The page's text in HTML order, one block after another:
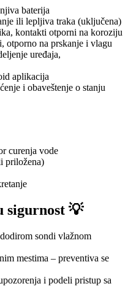
baterija
ili lepljiva traka (uključena)
kontakti otporni na koroziju
otporno na prskanje i vlagu
uređaja,
aplikacija
i obaveštenje o stanju
curenja vode
priložena)
sigurnost 💡
sondi vlažnom
mestima – preventiva se
i podeli pristup sa